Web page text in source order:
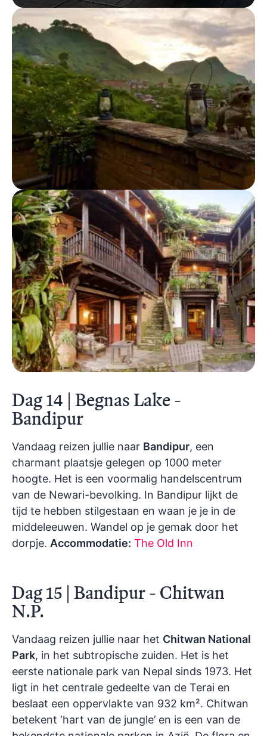
Dag 14 | Begnas Lake -
Bandipur
Vandaag reizen jullie naar Bandipur, een
charmant plaatsje gelegen op 1000 meter
hoogte. Het is een voormalig handelscentrum
van de Newari-bevolking. In Bandipur lijkt de
tijd te hebben stilgestaan en waan je je in de
middeleeuwen. Wandel op je gemak door het
dorpje. Accommodatie: The Old Inn
Dag 15 | Bandipur - Chitwan
N.P.
Vandaag reizen jullie naar het Chitwan National
Park, in het subtropische zuiden. Het is het
eerste nationale park van Nepal sinds 1973. Het
ligt in het centrale gedeelte van de Terai en
beslaat een oppervlakte van 932 km². Chitwan
betekent ‘hart van de jungle’ en is een van de